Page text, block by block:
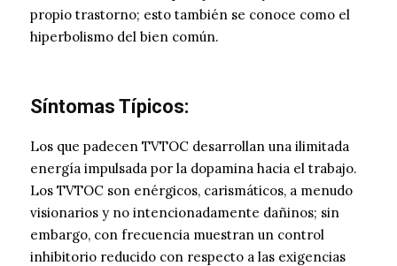
propio trastorno; esto también se conoce como el
hiperbolismo del bien común.
Síntomas Típicos:
Los que padecen TVTOC desarrollan una ilimitada
energía impulsada por la dopamina hacia el trabajo.
Los TVTOC son enérgicos, carismáticos, a menudo
visionarios y no intencionadamente dañinos; sin
embargo, con frecuencia muestran un control
inhibitorio reducido con respecto a las exigencias